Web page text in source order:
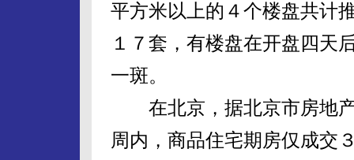
平方米以上的４个楼盘共计
１７套，有楼盘在开盘四天
一斑。
在北京，据北京市房地产
周内，商品住宅期房仅成交